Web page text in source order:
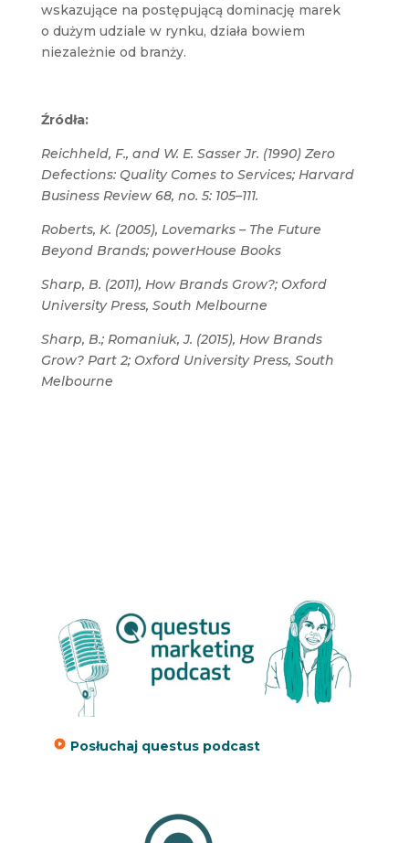
wskazujące na postępującą dominację marek
o dużym udziale w rynku, działa bowiem
niezależnie od branży.
Źródła:
Reichheld, F., and W. E. Sasser Jr. (1990) Zero
Defections: Quality Comes to Services; Harvard
Business Review 68, no. 5: 105–111.
Roberts, K. (2005), Lovemarks – The Future
Beyond Brands; powerHouse Books
Sharp, B. (2011), How Brands Grow?; Oxford
University Press, South Melbourne
Sharp, B.; Romaniuk, J. (2015), How Brands
Grow? Part 2; Oxford University Press, South
Melbourne
Posłuchaj questus podcast